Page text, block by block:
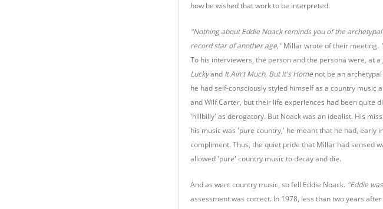
how he wished that work to be interpreted.
"Nothing about Eddie Noack reminds you of the
record star of another age,"Millar wrote of their meeting.
To his interviewers, the person and the persona were, at
Luckyand It Ain't Much, But It's Home not be an
he had self-consciously styled himself as a country music
and Wilf Carter, but their life experiences had been quite
'hillbilly' as derogatory. But Noack was an idealist. His
his music was 'pure country,' he meant that he had, early
compliment. Thus, the quiet pride that Millar had sensed
allowed 'pure' country music to decay and die.
And as went country music, so fell Eddie Noack. "Eddie
assessment was correct. In 1978, less than two years